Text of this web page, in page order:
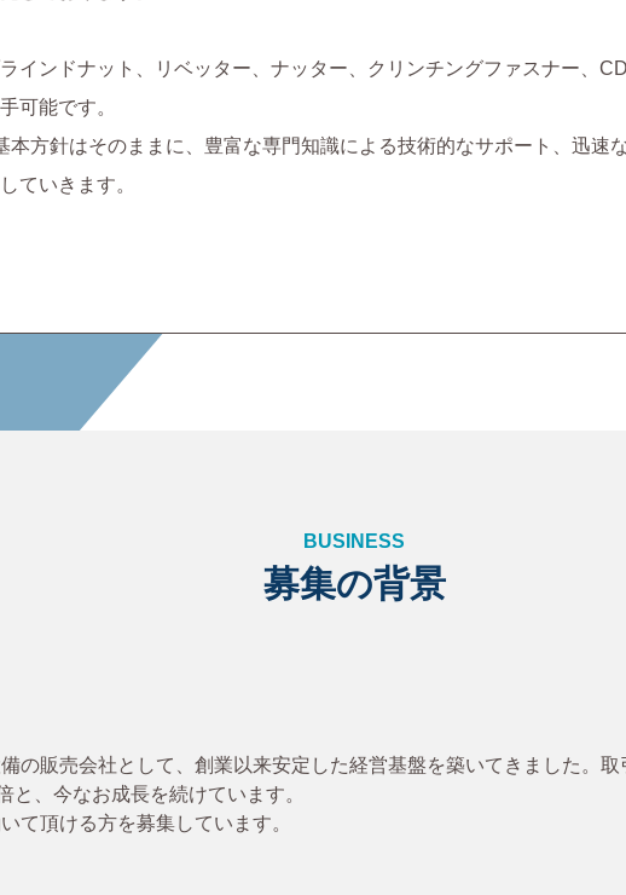
インドナット、リベッター、ナッター、クリンチングファスナー、
可能です。
本方針はそのままに、豊富な専門知識による技術的なサポート、迅速
ていきます。
BUS N ESS
募集の背景
の販売会社として、創業以来安定した経営基盤を築いてきました。
と、今なお成長を続けています。
て頂ける方を募集しています。